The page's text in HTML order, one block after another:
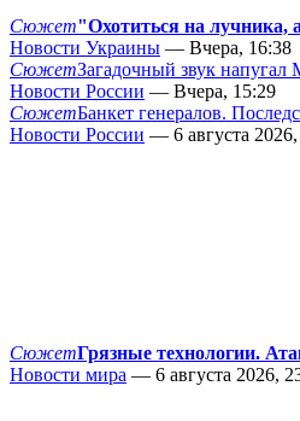
Сюжет"Охотиться на лучника,
Новости Украины — Вчера, 16:38
СюжетЗагадочный звук напугал
Новости России — Вчера, 15:29
СюжетБанкет генералов.
Новости России — 6 августа
СюжетГрязные технологии.
Новости мира — 6 августа 2026,